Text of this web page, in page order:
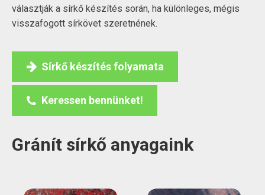
választják a sírkő készítés során, ha különleges, mégis
visszafogott sírkövet szeretnének.
Sírkő készítés folyamata
Keressen bennünket!
Gránít sírkő anyagaink